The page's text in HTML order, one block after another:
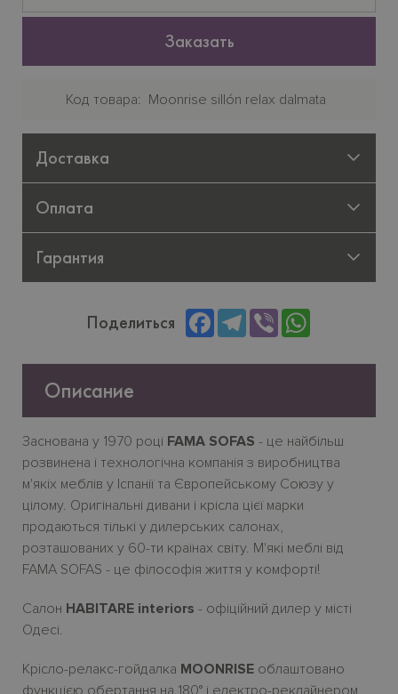
Заказать
Код товара Moonrise sillón relax dalmata
Доставка
Оплата
Гарантия
Поделиться FacebookTelegram
Viber
Описание
Заснована у 1970 році FAMA SOFAS - це найбільш
розвинена і технологічна компанія з виробництва
м'якіх меблів у Іспанії та Європейському Союзу у
цілому. Оригінальні дивани і крісла цієї марки
продаються тількі у дилерських салонах,
розташованих у 60-ти країнах світу. М'якi меблі від
FAMA SOFAS - це філософія життя у комфорті!
Салон HABITARE interiors - офіційний дилер у місті
Одесі.
Крiсло-релакс-гойдалка MOONRISE облаштовано
функцією обертання на 180° і електро-реклайнером